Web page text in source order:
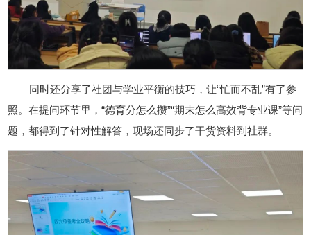
同时还分享了社团与学业平衡的技巧，让“忙而不乱”有了参
照。在提问环节里，“德育分怎么攒”“期末怎么高效背专业课”等问
题，都得到了针对性解答，现场还同步了干货资料到社群。